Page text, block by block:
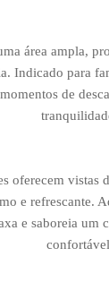
área ampla,
Indicado para
de
oferecem vistas
e refrescante.
e saboreia um